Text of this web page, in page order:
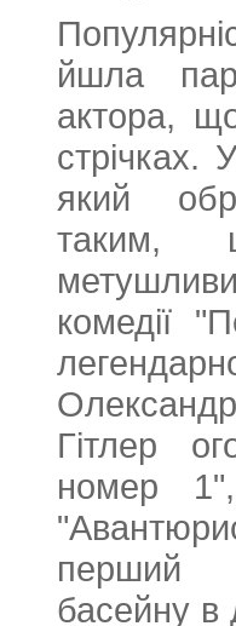
йшла
актора,
стрічках.
який
таким,
комедії
Гітлер
номер
перший
басейну в